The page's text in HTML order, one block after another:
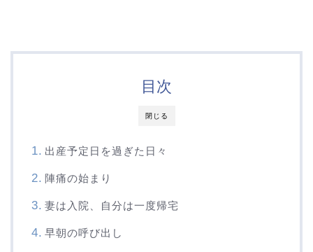
閉じる
目次
出産予定日を過ぎた日々
陣痛の始まり
妻は入院、自分は一度帰宅
早朝の呼び出し